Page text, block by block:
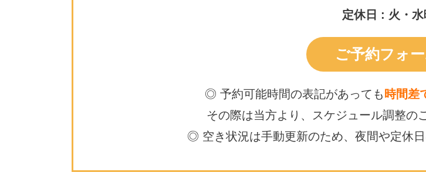
定休日 : 火・水
ご予約フォ
◎ 予約可能時間の表記があっても 時間差
その際は当方より、スケジュール調整の
◎ 空き状況は手動更新のため、 夜間や定休